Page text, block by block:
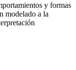
y formas
modelado a la